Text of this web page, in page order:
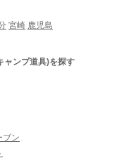
宮崎 鹿児島
ャンプ道具)を探す
ブン